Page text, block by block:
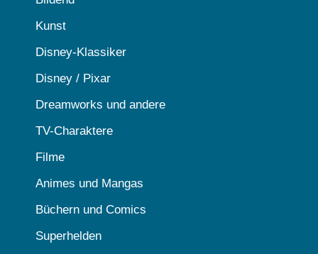
Kunst
Disney-Klassiker
Disney / Pixar
Dreamworks und andere
TV-Charaktere
Filme
Animes und Mangas
Büchern und Comics
Superhelden